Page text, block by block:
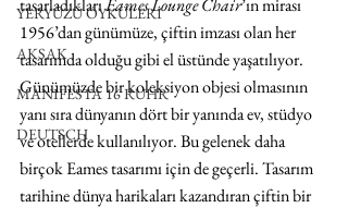
YERYÜZÜ ÖYKÜLERİ
AKSAK
MANIFESTA 16 RUHR
DEUTSCH
1956’dan günümüze, çiftin imzası olan her
tasarımda olduğu gibi el üstünde yaşatılıyor.
Günümüzde bir koleksiyon objesi olmasının
yanı sıra dünyanın dört bir yanında ev, stüdyo
ve otellerde kullanılıyor. Bu gelenek daha
birçok Eames tasarımı için de geçerli. Tasarım
tarihine dünya harikaları kazandıran çiftin bir